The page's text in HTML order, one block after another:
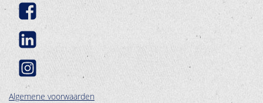
Algemene voorwaarden